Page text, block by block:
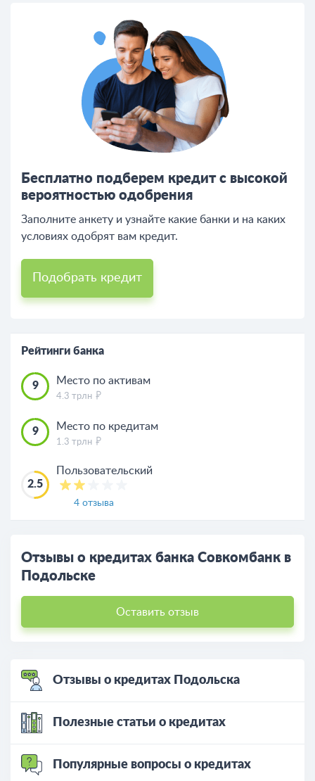
Бесплатно подберем кредит с высокой
вероятностью одобрения
Заполните анкету и узнайте какие банки и на каких
условиях одобрят вам кредит.
Подобрать кредит
Рейтинги банка
9 Место по активам
4.3 трлн
9 Место по кредитам
1.3 трлн
2.5
Пользовательский
4 отзыва
Отзывы о кредитах банка Совкомбанк в
Подольске
Оставить отзыв
Отзывы о кредитах Подольска
Полезные статьи о кредитах
Популярные вопросы о кредитах